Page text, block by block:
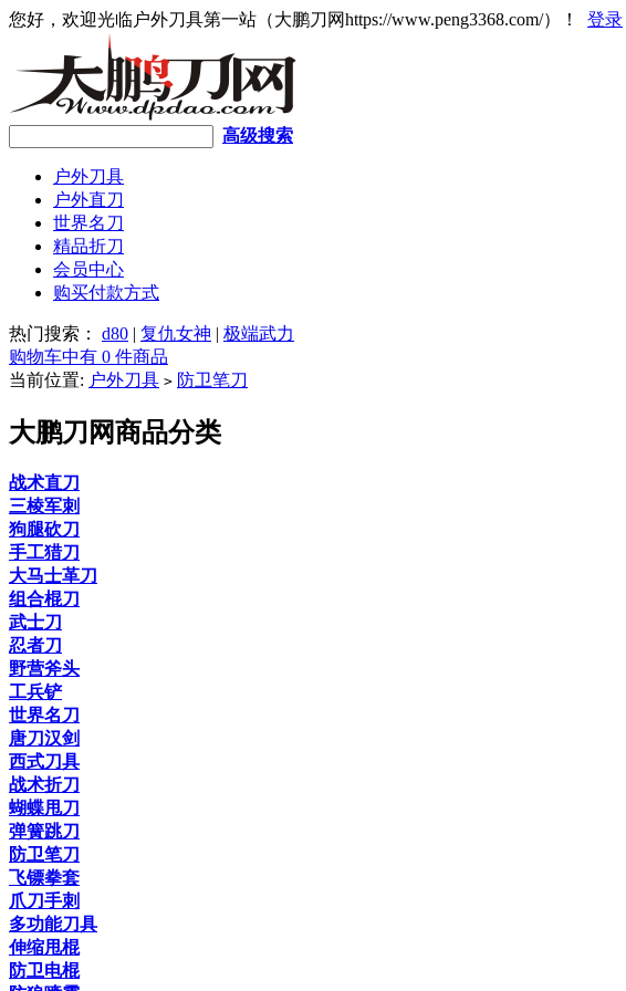
您好，欢迎光临户外刀具第一站（大鹏刀网https://www.peng3368.com/）！ 登录
高级搜索
户外刀具
户外直刀
世界名刀
精品折刀
会员中心
购买付款方式
热门搜索： d80 | 复仇女神 | 极端武力
购物车中有 0 件商品
当前位置: 户外刀具 > 防卫笔刀
大鹏刀网商品分类
战术直刀
三棱军刺
狗腿砍刀
手工猎刀
大马士革刀
组合棍刀
武士刀
忍者刀
野营斧头
工兵铲
世界名刀
唐刀汉剑
西式刀具
战术折刀
蝴蝶甩刀
弹簧跳刀
防卫笔刀
飞镖拳套
爪刀手刺
多功能刀具
伸缩甩棍
防卫电棍